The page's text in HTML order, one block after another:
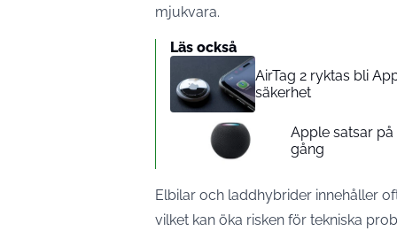
mjukvara.
Läs också
AirTag 2 ryktas bli
säkerhet
Apple satsar
gång
Elbilar och laddhybrider innehåller
vilket kan öka risken för tekniska